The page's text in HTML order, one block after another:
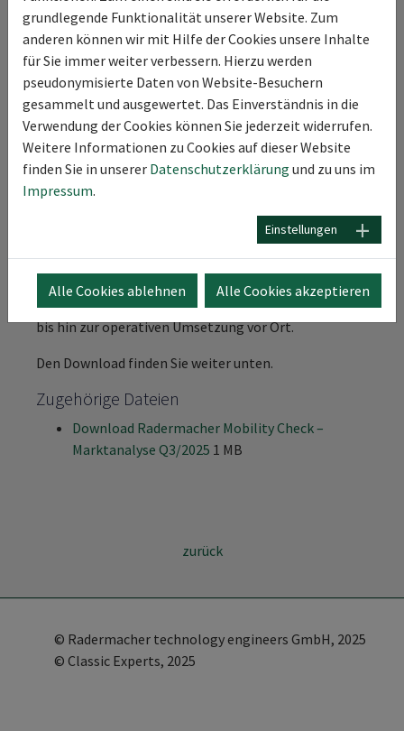
Für Hersteller, Zulieferer und Investoren bedeutet
dies: Die globale Transformation verläuft asynchron –
während Europa von Unsicherheit und Kostendruck
geprägt ist, entsteht in Asien das Wachstum über
Skalierung und Innovation.
Unternehmen müssen ihr Portfolio, ihre
Standortstrategie und ihre Partnerschaften darauf
ausrichten, Flexibilität und Technologieführerschaft
gleichzeitig zu sichern.
Radermacher & Partner unterstützt Sie dabei,
technologische Trends in tragfähige Strategien zu
übersetzen – von Markt- und Wettbewerbsanalysen
über Innovations- und Transformationsprogramme
bis hin zur operativen Umsetzung vor Ort.
Den Download finden Sie weiter unten.
Zugehörige Dateien
Download Radermacher Mobility Check –
Marktanalyse Q3/2025 1 MB
zurück
© Radermacher technology engineers GmbH, 2025
© Classic Experts, 2025
grundlegende Funktionalität unserer Website. Zum
anderen können wir mit Hilfe der Cookies unsere Inhalte
für Sie immer weiter verbessern. Hierzu werden
pseudonymisierte Daten von Website-Besuchern
gesammelt und ausgewertet. Das Einverständnis in die
Verwendung der Cookies können Sie jederzeit widerrufen.
Weitere Informationen zu Cookies auf dieser Website
finden Sie in unserer Datenschutzerklärung und zu uns im
Impressum.
Einstellungen
Alle Cookies ablehnen Alle Cookies akzeptieren